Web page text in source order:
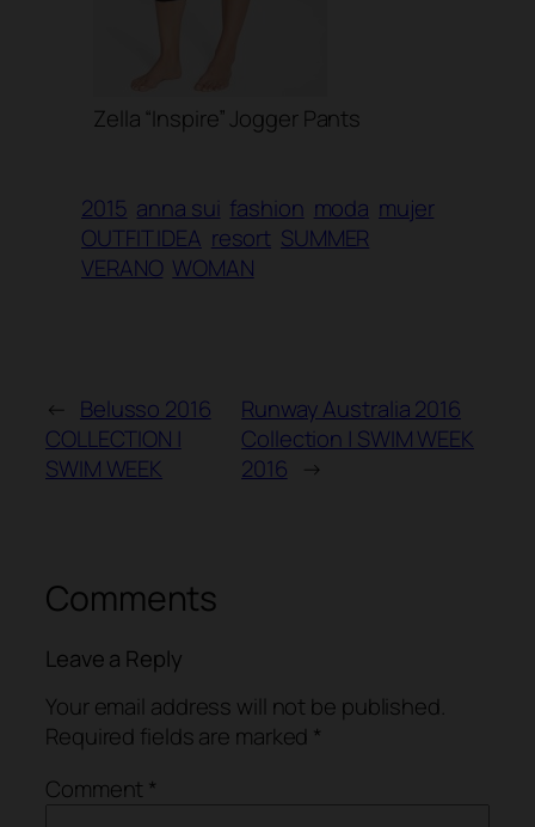
Zella “Inspire” Jogger Pants
2015 anna sui fashion moda mujer
OUTFIT IDEA resort SUMMER
VERANO WOMAN
←
Belusso 2016
COLLECTION |
SWIM WEEK
Runway Australia 2016
Collection | SWIM WEEK
2016
→
Comments
Leave a Reply
Your email address will not be published.
Required fields are marked *
Comment *